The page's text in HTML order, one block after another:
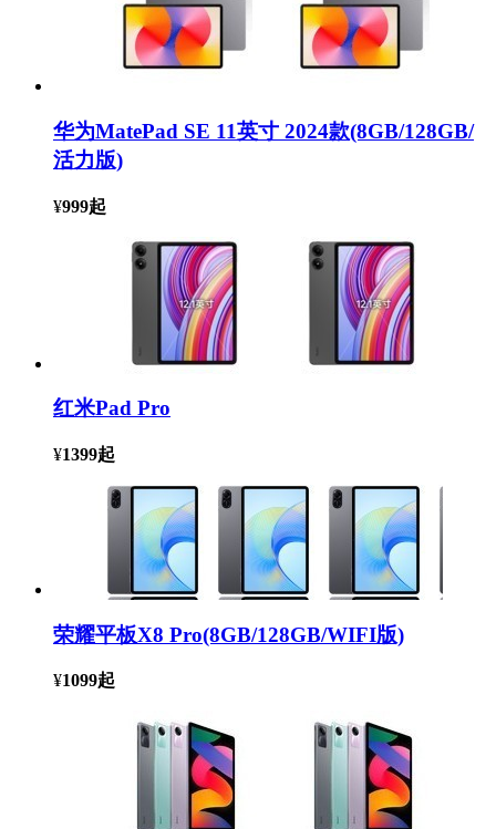
华为MatePad SE 11英寸 2024款(8GB/128GB/
活力版)
¥999起
红米Pad Pro
¥1399起
荣耀平板X8 Pro(8GB/128GB/WIFI版)
¥1099起